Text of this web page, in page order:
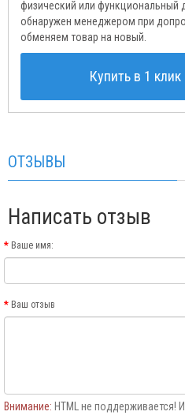
физический или функциональный
обнаружен менеджером при
обменяем товар на новый.
Купить в 1 клик
ОТЗЫВЫ
Написать отзыв
Ваше имя:
Ваш отзыв
Внимание: HTML не поддерживается!